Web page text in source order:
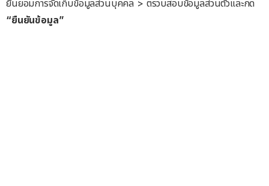
ยินยอมการจัดเก็บข้อมูลส่วนบุคคล > ตรวบสอบข้อมูลส่วนตัวและกด
“ยืนยันข้อมูล”